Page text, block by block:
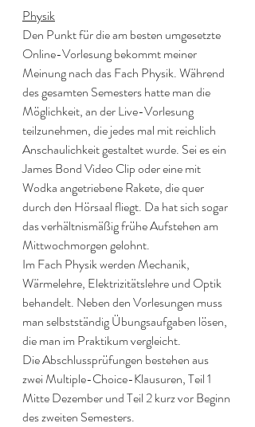
Physik
Den Punkt für die am besten umgesetzte
Online-Vorlesung bekommt meiner
Meinung nach das Fach Physik. Während
des gesamten Semesters hatte man die
Möglichkeit, an der Live-Vorlesung
teilzunehmen, die jedes mal mit reichlich
Anschaulichkeit gestaltet wurde. Sei es ein
James Bond Video Clip oder eine mit
Wodka angetriebene Rakete, die quer
durch den Hörsaal fliegt. Da hat sich sogar
das verhältnismäßig frühe Aufstehen am
Mittwochmorgen gelohnt.
Im Fach Physik werden Mechanik,
Wärmelehre, Elektrizitätslehre und Optik
behandelt. Neben den Vorlesungen muss
man selbstständig Übungsaufgaben lösen,
die man im Praktikum vergleicht.
Die Abschlussprüfungen bestehen aus
zwei Multiple-Choice-Klausuren, Teil 1
Mitte Dezember und Teil 2 kurz vor Beginn
des zweiten Semesters.